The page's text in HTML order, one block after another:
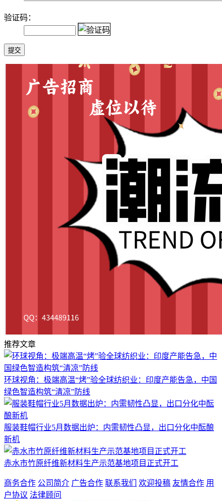
验证码：
推荐文章
环球视角：极端高温“烤”验全球纺织业：印度产能告急，中国
绿色智造构筑“清凉”防线
服装鞋帽行业5月数据出炉：内需韧性凸显，出口分化中酝酿
新机
赤水市竹原纤维新材料生产示范基地项目正式开工
商务合作 公司简介 广告合作 联系我们 欢迎投稿 友情合作 用
户协议 法律顾问